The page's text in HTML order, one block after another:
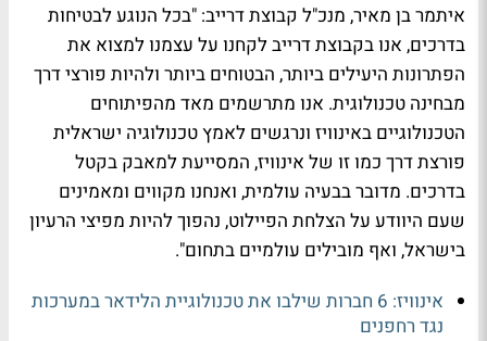
איתמר בן מאיר, מנכ"ל קבוצת דרייב: "בכל הנוגע לבטיחות
בדרכים, אנו בקבוצת דרייב לקחנו על עצמנו למצוא את
הפתרונות היעילים ביותר, הבטוחים ביותר ולהיות פורצי דרך
מבחינה טכנולוגית. אנו מתרשמים מאד מהפיתוחים
הטכנולוגיים באינוויז ונרגשים לאמץ טכנולוגיה ישראלית
פורצת דרך כמו זו של אינוויז, המסייעת למאבק בקטל
בדרכים. מדובר בבעיה עולמית, ואנחנו מקווים ומאמינים
שעם היוודע על הצלחת הפיילוט, נהפוך להיות מפיצי הרעיון
בישראל, ואף מובילים עולמיים בתחום".
אינוויז: 6 חברות שילבו את טכנולוגיית הלידאר במערכות
נגד רחפנים